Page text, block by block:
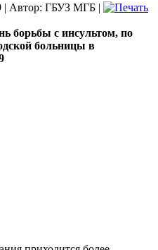
| Автор: ГБУЗ МГБ |
борьбы с инсультом, по
больницы в